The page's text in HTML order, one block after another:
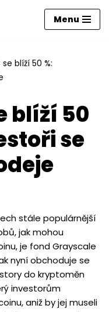
Menu
blíží 50 %:
blíží 50
se
stále populárnější
jak mohou
je fond Grayscale
nyní obchoduje se
do kryptoměn
investorům
aniž by jej museli